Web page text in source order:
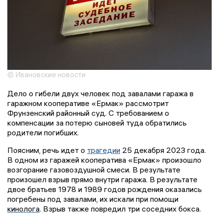
© Ивановские новости
Дело о гибели двух человек под завалами гаража в
гаражном кооперативе «Ермак» рассмотрит
Фрунзенский районный суд. C требованием о
компенсации за потерю сыновей туда обратились
родители погибших.
Поясним, речь идет о трагедии 25 декабря 2023 года.
В одном из гаражей кооператива «Ермак» произошло
возгорание газовоздушной смеси. В результате
произошел взрыв прямо внутри гаража. В результате
двое братьев 1978 и 1989 годов рождения оказались
погребены под завалами, их искали при помощи
кинолога. Взрыв также повредил три соседних бокса.